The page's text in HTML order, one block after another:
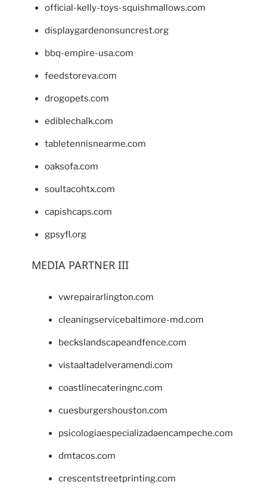
official-kelly-toys-squishmallows.com
displaygardenonsuncrest.org
bbq-empire-usa.com
feedstoreva.com
drogopets.com
ediblechalk.com
tabletennisnearme.com
oaksofa.com
soultacohtx.com
capishcaps.com
gpsyfl.org
MEDIA PARTNER III
vwrepairarlington.com
cleaningservicebaltimore-md.com
beckslandscapeandfence.com
vistaaltadelveramendi.com
coastlinecateringnc.com
cuesburgershouston.com
psicologiaespecializadaencampeche.com
dmtacos.com
crescentstreetprinting.com